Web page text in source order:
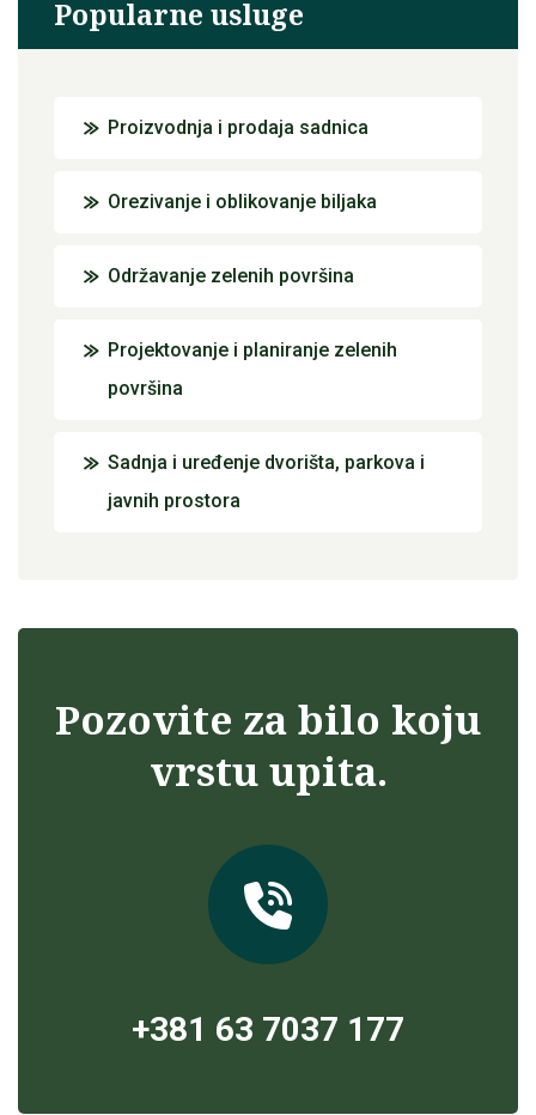
Popularne usluge
Proizvodnja i prodaja sadnica
Orezivanje i oblikovanje biljaka
Održavanje zelenih površina
Projektovanje i planiranje zelenih
površina
Sadnja i uređenje dvorišta, parkova i
javnih prostora
Pozovite za bilo koju
vrstu upita.
+381 63 7037 177